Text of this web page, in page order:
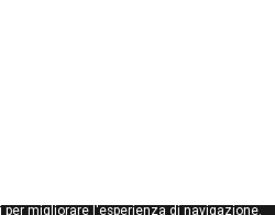
migliorare l'esperienza di navigazione.